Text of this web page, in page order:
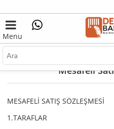
Menu
Mesafeli
MESAFELİ SATIŞ SÖZLEŞMESİ
1.TARAFLAR